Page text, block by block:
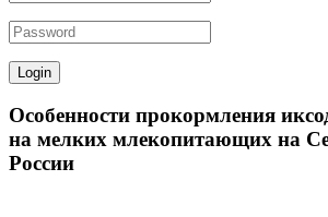
Особенности прокормления
на мелких млекопитающих на
России